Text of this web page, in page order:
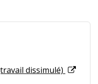
dissimulé)